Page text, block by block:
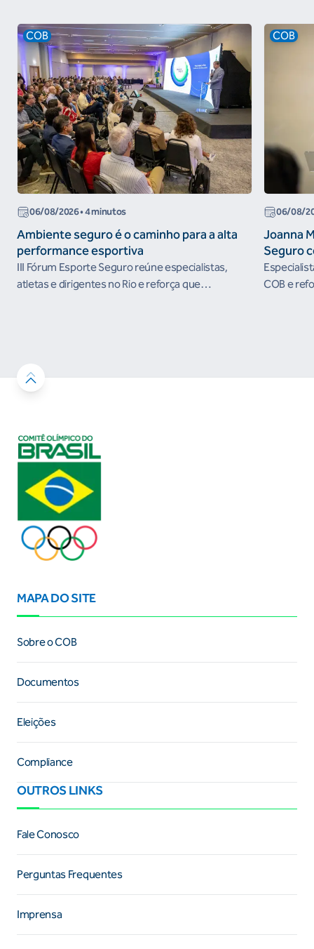
COB
06/08/2026• 4 minutos
Ambiente seguro é o caminho para a alta
performance esportiva
III Fórum Esporte Seguro reúne especialistas,
atletas e dirigentes no Rio e reforça que
COB
06/08/
Joanna
Seguro
COB e
MAPA DO SITE
Sobre o COB
Documentos
Eleições
Compliance
OUTROS LINKS
Fale Conosco
Perguntas Frequentes
Imprensa